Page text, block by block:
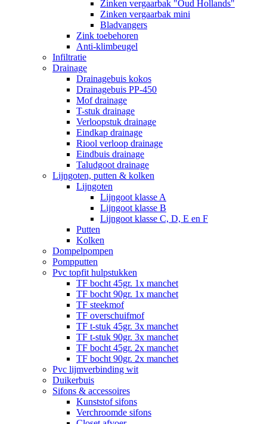
Zinken vergaarbak "Oud Hollands"
Zinken vergaarbak mini
Bladvangers
Zink toebehoren
Anti-klimbeugel
Infiltratie
Drainage
Drainagebuis kokos
Drainagebuis PP-450
Mof drainage
T-stuk drainage
Verloopstuk drainage
Eindkap drainage
Riool verloop drainage
Eindbuis drainage
Taludgoot drainage
Lijngoten, putten & kolken
Lijngoten
Lijngoot klasse A
Lijngoot klasse B
Lijngoot klasse C, D, E en F
Putten
Kolken
Dompelpompen
Pompputten
Pvc topfit hulpstukken
TF bocht 45gr. 1x manchet
TF bocht 90gr. 1x manchet
TF steekmof
TF overschuifmof
TF t-stuk 45gr. 3x manchet
TF t-stuk 90gr. 3x manchet
TF bocht 45gr. 2x manchet
TF bocht 90gr. 2x manchet
Pvc lijmverbinding wit
Duikerbuis
Sifons & accessoires
Kunststof sifons
Verchroomde sifons